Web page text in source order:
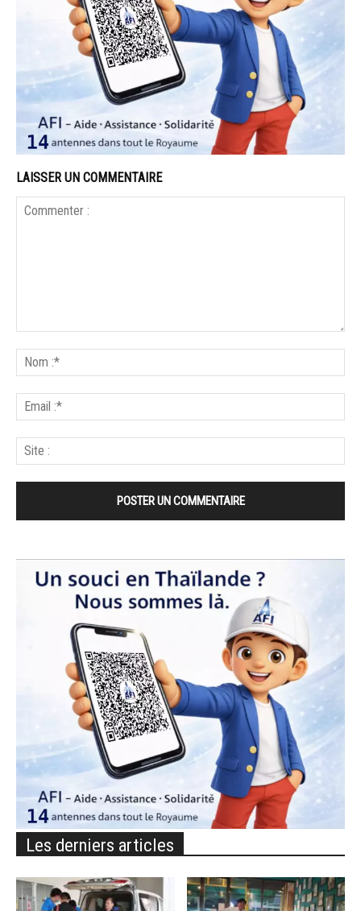
LAISSER UN COMMENTAIRE
Les derniers articles